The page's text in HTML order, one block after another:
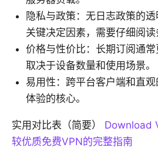
隐私与政策：无日志政策的
关键决定因素，需要仔细阅读
价格与性价比：长期订阅通
取决于设备数量和使用场景。
易用性：跨平台客户端和直
体验的核心。
实用对比表（简要） Download
较优质免费VPN的完整指南